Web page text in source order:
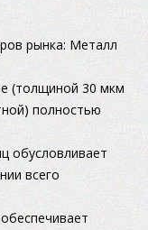
рынка: Металл
(толщиной 30 мкм
полностью
обусловливает
всего